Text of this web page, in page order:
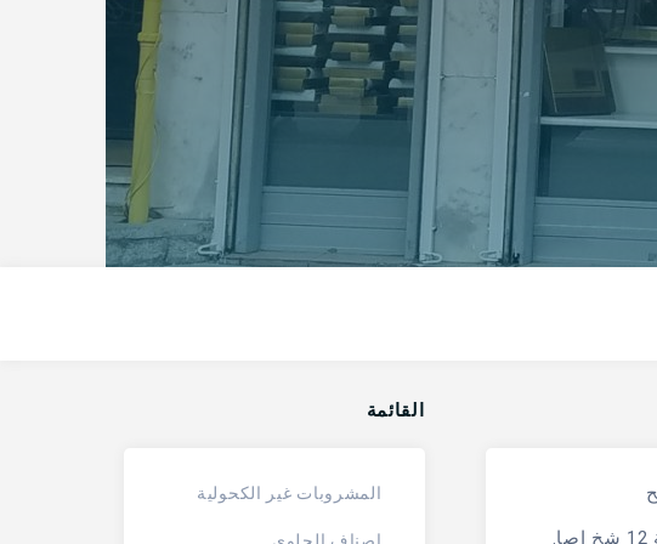
المؤسسة هو 08.00 ووقت الإغلاق هو 18.00. العمل يحتوي على 3 طاولًت وتبلغ السعة الإجمالية للشركة 12 شخ اصا.
القائمة
المشروبات غير الكحولية